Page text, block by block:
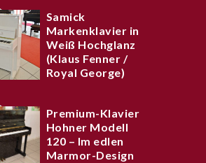
Samick
Markenklavier in
Weiß Hochglanz
(Klaus Fenner /
Royal George)
Premium-Klavier
Hohner Modell
120 – Im edlen
Marmor-Design